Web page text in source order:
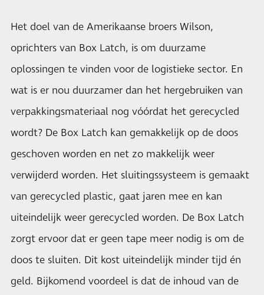
Het doel van de Amerikaanse broers Wilson,
oprichters van Box Latch, is om duurzame
oplossingen te vinden voor de logistieke sector. En
wat is er nou duurzamer dan het hergebruiken van
verpakkingsmateriaal nog vóórdat het gerecycled
wordt? De Box Latch kan gemakkelijk op de doos
geschoven worden en net zo makkelijk weer
verwijderd worden. Het sluitingssysteem is gemaakt
van gerecycled plastic, gaat jaren mee en kan
uiteindelijk weer gerecycled worden. De Box Latch
zorgt ervoor dat er geen tape meer nodig is om de
doos te sluiten. Dit kost uiteindelijk minder tijd én
geld. Bijkomend voordeel is dat de inhoud van de